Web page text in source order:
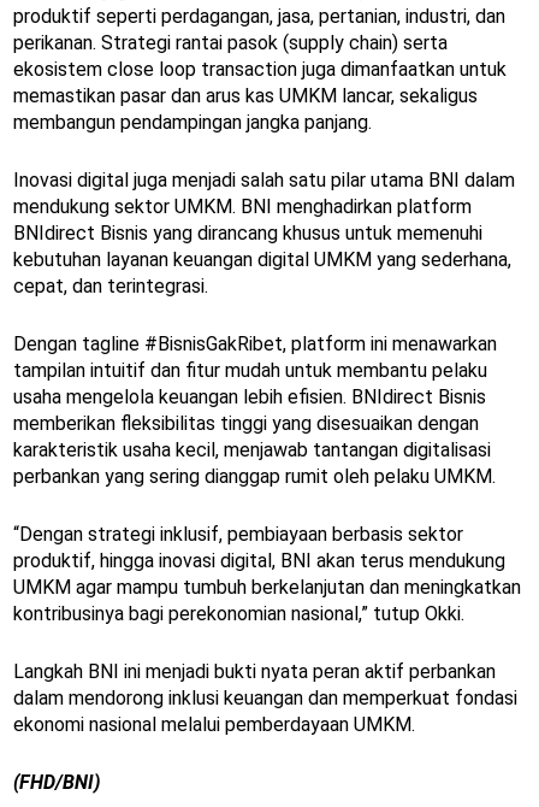
produktif seperti perdagangan, jasa, pertanian, industri, dan
perikanan. Strategi rantai pasok (supply chain) serta
ekosistem close loop transaction juga dimanfaatkan untuk
memastikan pasar dan arus kas UMKM lancar, sekaligus
membangun pendampingan jangka panjang.
Inovasi digital juga menjadi salah satu pilar utama BNI dalam
mendukung sektor UMKM. BNI menghadirkan platform
BNIdirect Bisnis yang dirancang khusus untuk memenuhi
kebutuhan layanan keuangan digital UMKM yang sederhana,
cepat, dan terintegrasi.
Dengan tagline #BisnisGakRibet, platform ini menawarkan
tampilan intuitif dan fitur mudah untuk membantu pelaku
usaha mengelola keuangan lebih efisien. BNIdirect Bisnis
memberikan fleksibilitas tinggi yang disesuaikan dengan
karakteristik usaha kecil, menjawab tantangan digitalisasi
perbankan yang sering dianggap rumit oleh pelaku UMKM.
“Dengan strategi inklusif, pembiayaan berbasis sektor
produktif, hingga inovasi digital, BNI akan terus mendukung
UMKM agar mampu tumbuh berkelanjutan dan meningkatkan
kontribusinya bagi perekonomian nasional,” tutup Okki.
Langkah BNI ini menjadi bukti nyata peran aktif perbankan
dalam mendorong inklusi keuangan dan memperkuat fondasi
ekonomi nasional melalui pemberdayaan UMKM.
(FHD/BNI)